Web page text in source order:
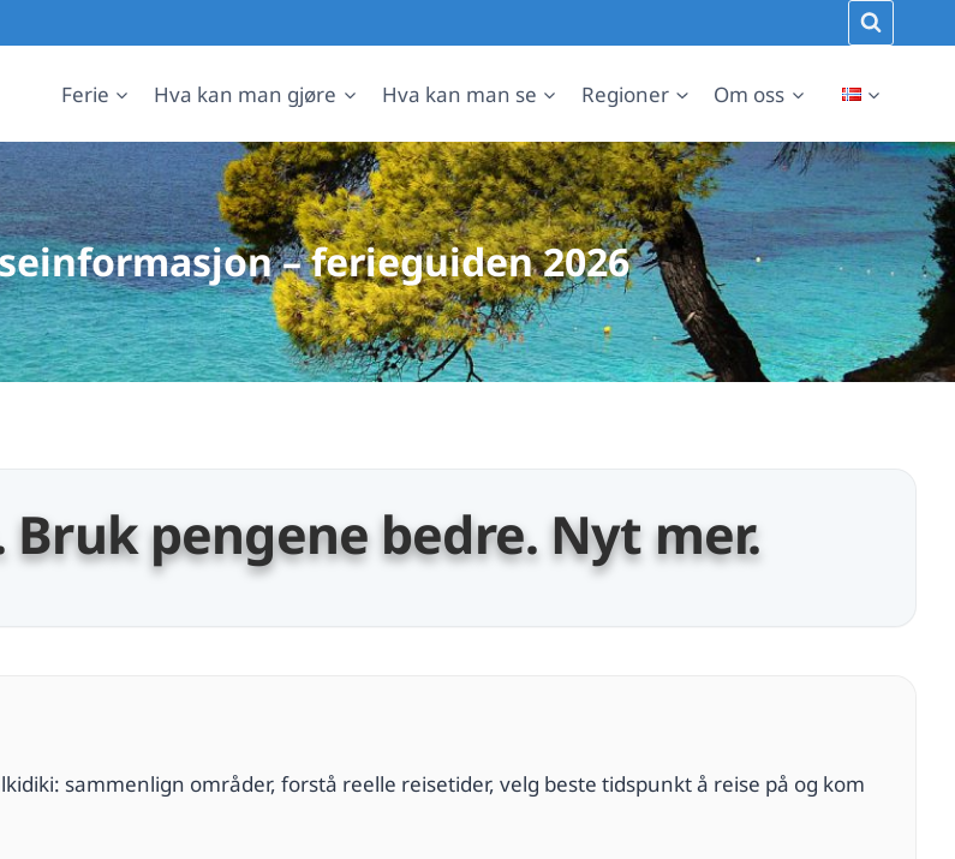
Ferie Hva kan man gjøre Hva kan man se Regioner Om oss
– ferieguiden 2026
pengene bedre. Nyt mer.
sammenlign områder, forstå reelle reisetider, velg beste tidspunkt å reise på og kom